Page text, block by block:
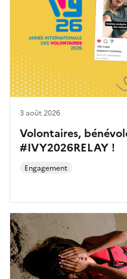
Volontaires,
#IVY2026RELAY !
Engagement
3 août 2026